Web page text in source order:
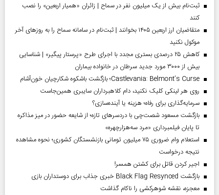
ثبت‌نام بیش از یک میلیون نفر در سماح | زائران «همیار اربعین» را نصب
کنند
متقاضیان ارز اربعین ۱۴۰۵ بخوانند | ثبت‌نام در سامانه سماح را به روز‌های آخر
موکول نکنید
کاهش ۲۵ درصدی بستری مجدد با اجرای طرح «پرستار پیگیر» | شناسایی
بیش از ۳۰۰۰ مورد جدید سرطان در خانواده بیماران
Castlevania: Belmont’s Curse؛ بازگشت باشکوه شکارچیان خون‌آشام
روی هر لینکی کلیک نکنید، دام کلاهبرداران سایبری همین‌جاست
سرمایه‌گذاری برای رفاه؛ هزینه یا آینده‌سازی؟
بازگشت مسعود شصت‌چی با دردسر‌های تازه؛ از شایعه حضور در میز مذاکره
تا پایان فیلمبرداری «مرد سه‌هزارچهره»
استعلام وام ضروری ۷۵ میلیون تومانی بازنشستگان کشوری؛ نحوه مشاهده
نتیجه درخواست
اجیر کردن قاتل برای کشتن همسر!
بازگشت Black Flag Resynced خبری جذاب برای دوستداران بازی
معجزه، نقشه شوهرکشی را ناکام گذاشت